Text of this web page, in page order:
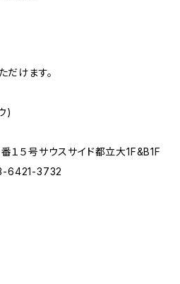
けます。
)
１５号サウスサイド都立大1F&B1F
6421-3732